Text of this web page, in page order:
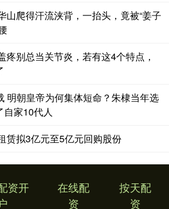
山爬得汗流浃背，一抬头，竟被“姜子
疼别总当关节炎，若有这4个特点，
明朝皇帝为何集体短命？朱棣当年选
自家10代人
赁拟3亿元至5亿元回购股份
资开
在线配
资
按天配
资